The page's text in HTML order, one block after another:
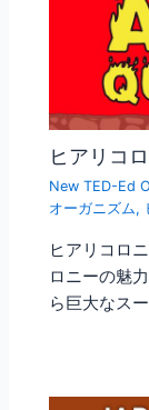
ヒアリコ
New TED-Ed
オーガニズム,
ヒアリコロ
ロニーの魅
ら巨大なス